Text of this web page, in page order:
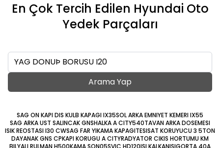
En Çok Tercih Edilen Hyundai Oto
Yedek Parçaları
Ara
Arama Yap
SAG ON KAPI DIS KULB KAPAGI IX35SOL ARKA EMNIYET KEMERI IX55
SAG ARKA UST SALINCAK GNSHALKA A CITY540TAVAN ARKA DOSEMESI
ISIK REOSTASI I30 CWSAG FAR YIKAMA KAPAGITESISAT KORUYUCU 3 5TON
DAYANAK GNS CPKAPI KORUGU A CITYRADYATOR CIKIS HORTUMU KM
BILYALI RULMAN H500KAMA SON05SVIC HD120ISI KALKANISIGORTA 40A